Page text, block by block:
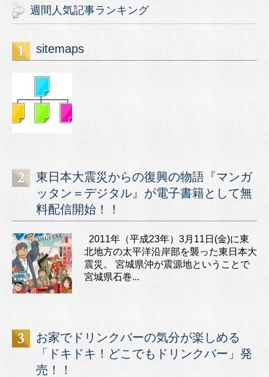
週間人気記事ランキング
sitemaps
東日本大震災からの復興の物語『マンガ
ッタン＝デジタル』が電子書籍として無
料配信開始！！
2011年（平成23年）3月11日(金)に東
北地方の太平洋沿岸部を襲った東日本大
震災。 宮城県沖が震源地ということで
宮城県石巻...
お家でドリンクバーの気分が楽しめる
「ドキドキ！どこでもドリンクバー」発
売！！